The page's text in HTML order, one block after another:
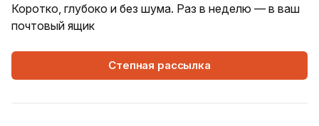
Коротко, глубоко и без шума. Раз в неделю — в ваш
почтовый ящик
Степная рассылка